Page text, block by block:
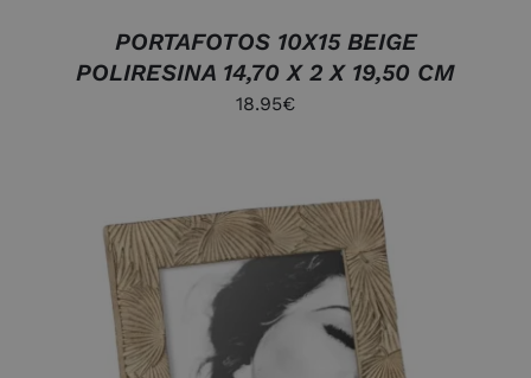
PORTAFOTOS 10X15 BEIGE
POLIRESINA 14,70 X 2 X 19,50 CM
18.95€